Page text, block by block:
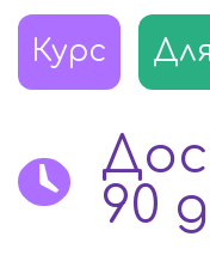
Курс
90